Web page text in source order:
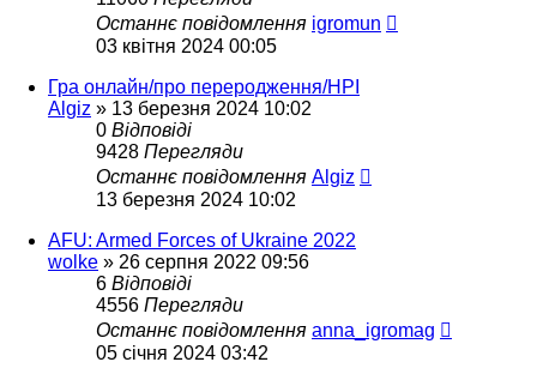
Останнє повідомлення igromun
03 квітня 2024 00:05
Гра онлайн/про переродження/НРІ
Algiz » 13 березня 2024 10:02
0 Відповіді
9428 Перегляди
Останнє повідомлення Algiz
13 березня 2024 10:02
AFU: Armed Forces of Ukraine 2022
wolke » 26 серпня 2022 09:56
6 Відповіді
4556 Перегляди
Останнє повідомлення anna_igromag
05 січня 2024 03:42